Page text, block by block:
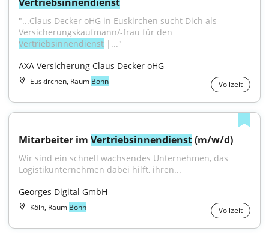
"...Claus Decker oHG in Euskirchen sucht Dich als
Vertriebsinnendienst |..."
AXA Versicherung Claus Decker oHG
Euskirchen, Raum Bonn Vollzeit
Mitarbeiter im Vertriebsinnendienst (m/w/d)
Wir sind ein schnell wachsendes Unternehmen, das
Logistikunternehmen dabei hilft, ihren...
Georges Digital GmbH
Köln, Raum Bonn Vollzeit